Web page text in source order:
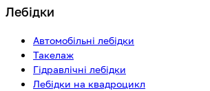
Лебідки
Автомобільні лебідки
Такелаж
Гідравлічні лебідки
Лебідки на квадроцикл